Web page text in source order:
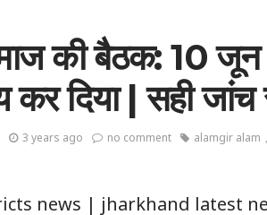
की बैठक: 10 जून
कर दिया | सही जांच
3 years ago no comment alamgir alam